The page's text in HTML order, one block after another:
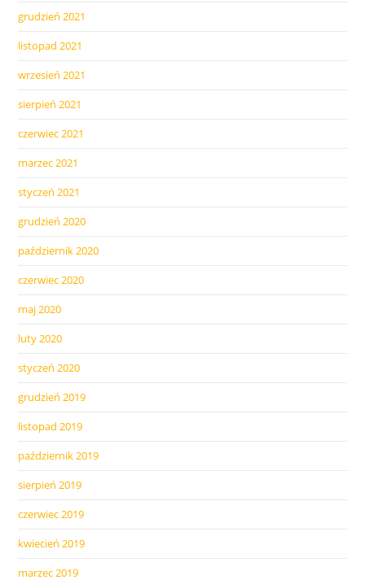
grudzień 2021
listopad 2021
wrzesień 2021
sierpień 2021
czerwiec 2021
marzec 2021
styczeń 2021
grudzień 2020
październik 2020
czerwiec 2020
maj 2020
luty 2020
styczeń 2020
grudzień 2019
listopad 2019
październik 2019
sierpień 2019
czerwiec 2019
kwiecień 2019
marzec 2019